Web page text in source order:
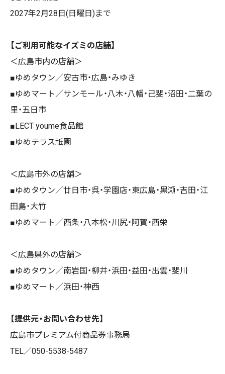
2027年2月28日(日曜日)まで
【ご利用可能なイズミの店舗】
＜広島市内の店舗＞
■ゆめタウン／安古市・広島・みゆき
■ゆめマート／サンモール・八木・八幡・己斐・沼田・二葉の
里・五日市
■LECT youme食品館
■ゆめテラス祇園
＜広島市外の店舗＞
■ゆめタウン／廿日市・呉・学園店・東広島・黒瀬・吉田・江
田島・大竹
■ゆめマート／西条・八本松・川尻・阿賀・西栄
＜広島県外の店舗＞
■ゆめタウン／南岩国・柳井・浜田・益田・出雲・斐川
■ゆめマート／浜田・神西
【提供元・お問い合わせ先】
広島市プレミアム付商品券事務局
TEL／050-5538-5487